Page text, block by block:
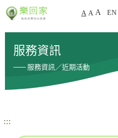
A A A EN
服務資訊
服務資訊／近期活動
:::